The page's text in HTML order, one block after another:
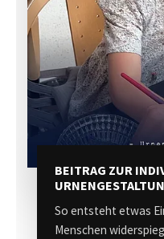
BEITRAG ZUR
So entsteht etwas
Menschen